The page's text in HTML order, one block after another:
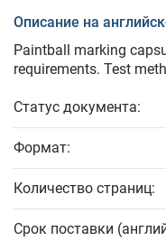
Описание на
Paintball marking
requirements. Test
Статус документа:
Формат:
Количество страниц:
Срок поставки